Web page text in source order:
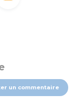
un commentaire